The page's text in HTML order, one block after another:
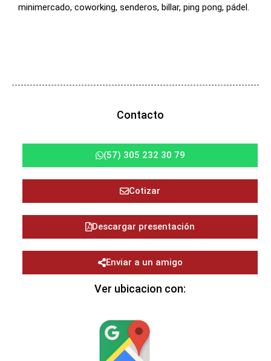
minimercado, coworking, senderos, billar, ping pong, pádel.
Contacto
(57) 305 232 30 79
Cotizar
Descargar presentación
Enviar a un amigo
Ver ubicacion con: